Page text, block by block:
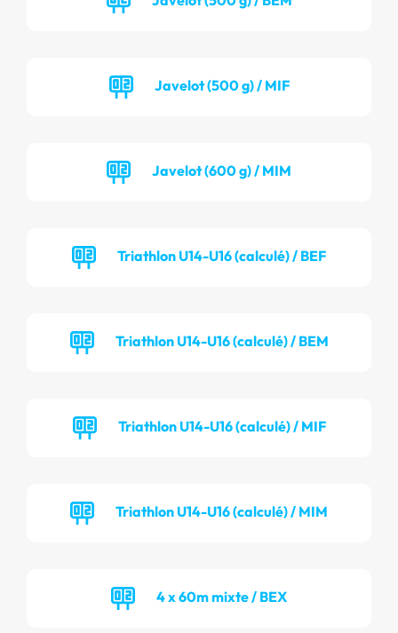
Javelot (500 g) / MIF
Javelot (600 g) / MIM
Triathlon U14-U16 (calculé) / BEF
Triathlon U14-U16 (calculé) / BEM
Triathlon U14-U16 (calculé) / MIF
Triathlon U14-U16 (calculé) / MIM
4 x 60m mixte / BEX